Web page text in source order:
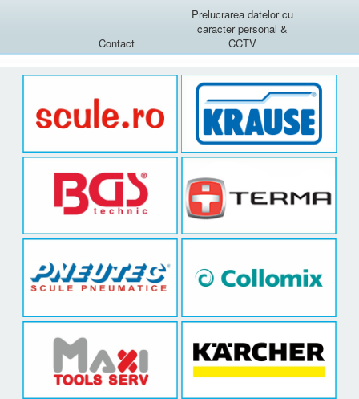
Contact
Prelucrarea datelor cu
caracter personal &
CCTV